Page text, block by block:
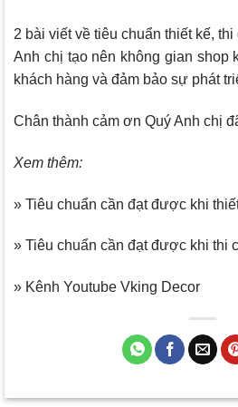
2 bài viết về tiêu chuẩn thiết kế,
Anh chị tạo nên không gian shop
khách hàng và đảm bảo sự phát
Chân thành cảm ơn Quý Anh chị
Xem thêm:
» Tiêu chuẩn cần đạt được khi
» Tiêu chuẩn cần đạt được khi thi
» Kênh Youtube Vking Decor